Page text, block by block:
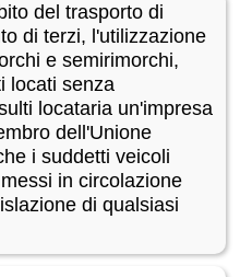
del trasporto di
di terzi, l'utilizzazione
e semirimorchi,
locati senza
locataria un'impresa
dell'Unione
i suddetti veicoli
in circolazione
di qualsiasi